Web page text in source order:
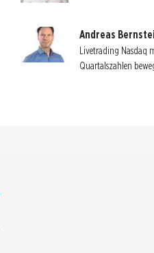
Andreas
Livetrading Nasdaq
Quartalszahlen